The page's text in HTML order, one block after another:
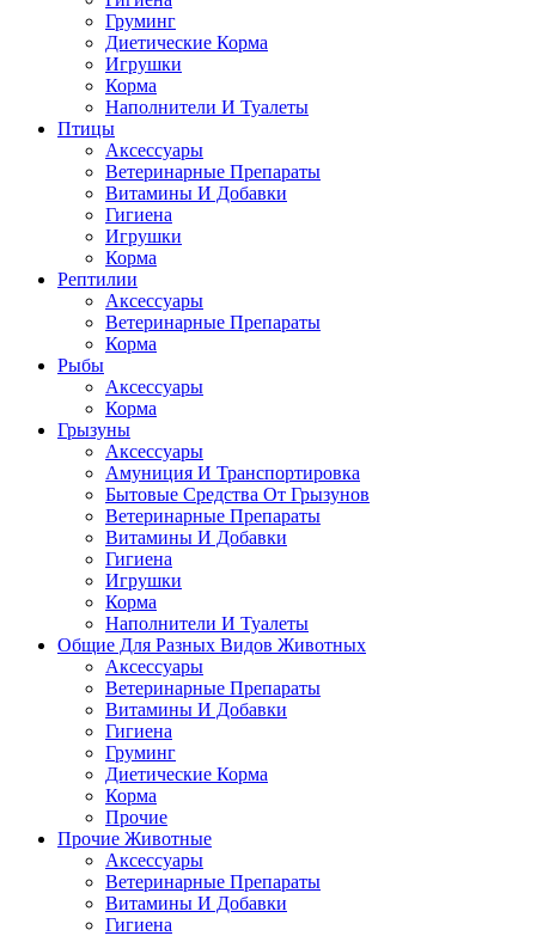
Груминг
Диетические Корма
Игрушки
Корма
Наполнители И Туалеты
Птицы
Аксессуары
Ветеринарные Препараты
Витамины И Добавки
Гигиена
Игрушки
Корма
Рептилии
Аксессуары
Ветеринарные Препараты
Корма
Рыбы
Аксессуары
Корма
Грызуны
Аксессуары
Амуниция И Транспортировка
Бытовые Средства От Грызунов
Ветеринарные Препараты
Витамины И Добавки
Гигиена
Игрушки
Корма
Наполнители И Туалеты
Общие Для Разных Видов Животных
Аксессуары
Ветеринарные Препараты
Витамины И Добавки
Гигиена
Груминг
Диетические Корма
Корма
Прочие
Прочие Животные
Аксессуары
Ветеринарные Препараты
Витамины И Добавки
Гигиена